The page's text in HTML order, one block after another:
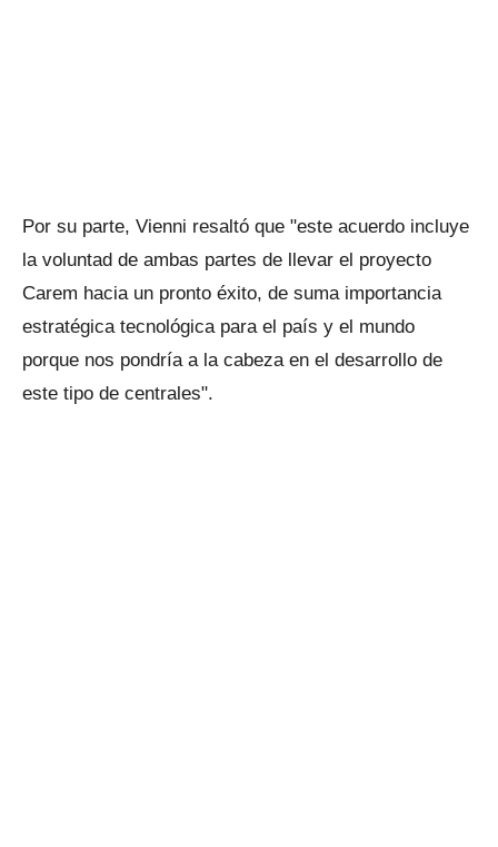
Por su parte, Vienni resaltó que "este acuerdo incluye
la voluntad de ambas partes de llevar el proyecto
Carem hacia un pronto éxito, de suma importancia
estratégica tecnológica para el país y el mundo
porque nos pondría a la cabeza en el desarrollo de
este tipo de centrales".